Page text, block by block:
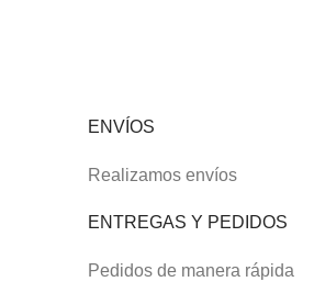
ENVÍOS
Realizamos envíos
ENTREGAS Y PEDIDOS
Pedidos de manera rápida